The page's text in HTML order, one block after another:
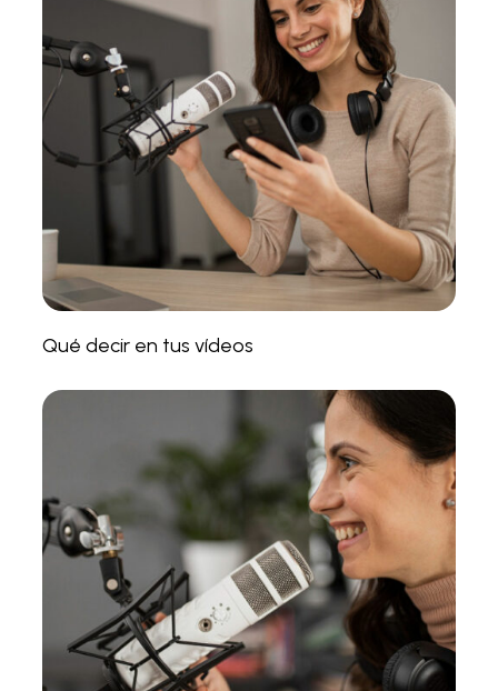
Qué decir en tus vídeos